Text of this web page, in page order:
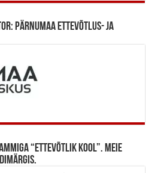
Pärnumaa Ettevõtlus- ja
“Ettevõtlik Kool”. Meie